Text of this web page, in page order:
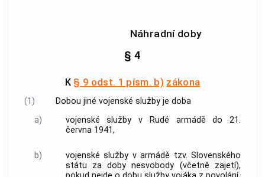
Náhradní doby
§ 4
K § 9 odst. 1 písm. b) zákona
(1)
Dobou jiné vojenské služby je doba
a)
vojenské služby v Rudé armádě do 21.
června 1941,
b)
vojenské služby v armádě tzv. Slovenského
státu za doby nesvobody (včetně zajetí),